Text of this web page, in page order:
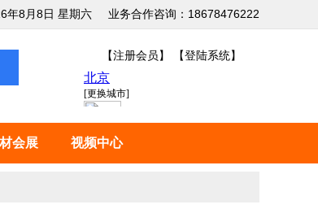
年8月8日 星期六 业务合作咨询：18678476222
【注册会员】 【登陆系统】
会展 视频中心